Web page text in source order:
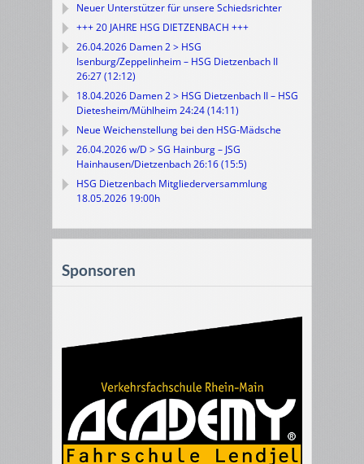
Neuer Unterstützer für unsere Schiedsrichter
+++ 20 JAHRE HSG DIETZENBACH +++
26.04.2026 Damen 2 > HSG
Isenburg/Zeppelinheim – HSG Dietzenbach II
26:27 (12:12)
18.04.2026 Damen 2 > HSG Dietzenbach II – HSG
Dietesheim/Mühlheim 24:24 (14:11)
Neue Weichenstellung bei den HSG-Mädsche
26.04.2026 w/D > SG Hainburg – JSG
Hainhausen/Dietzenbach 26:16 (15:5)
HSG Dietzenbach Mitgliederversammlung
18.05.2026 19:00h
Sponsoren